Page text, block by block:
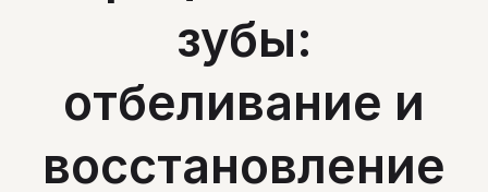
отбеливание и
восстановление
цвета эмали
от профессиональной чистки